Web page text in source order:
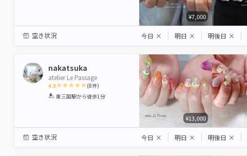
¥7,000
空き状況 今日 × 明日 × 明後日 ×
nakatsuka
atelier Le Passage
4.9
1 2 3 4 5
(8件)
東三国駅から徒歩1分
¥13,000
空き状況 今日 × 明日 × 明後日 ×